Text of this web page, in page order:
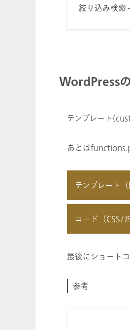
絞り込み検索
WordPressの
テンプレート
あとは
テンプレート（
コード（CSS/JS
最後にショート
参考